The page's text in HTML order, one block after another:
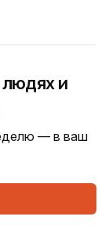
людях и
— в ваш